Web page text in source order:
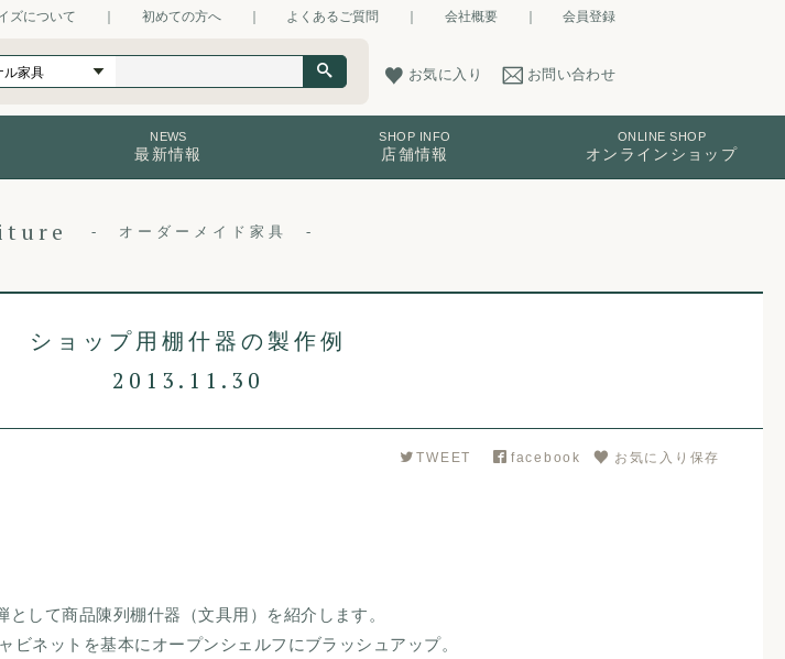
ズについて 初めての方へ よくあるご質問 会社概要 会員登録
お気に入り お問い合わせ
NEWS
最新情報
SHOP INFO
店舗情報
ONLINE SHOP
オンラインショップ
オーダーメイド家具
ショップ用棚什器の製作例
2013.11.30
TWEET facebook お気に入り保存
して商品陳列棚什器（文具用）を紹介します。
ネットを基本にオープンシェルフにブラッシュアップ。